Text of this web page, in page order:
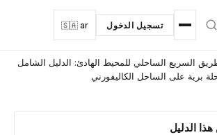
تسجيل الدخول 🇸🇦 ar
السريع الساحلي للمحيط الهادئ: الدليل الشامل
برية على الساحل الكاليفورني
الدليل